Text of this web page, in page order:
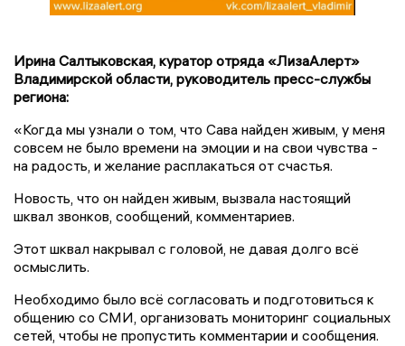
Ирина Салтыковская, куратор отряда «ЛизаАлерт»
Владимирской области, руководитель пресс-службы
региона:
«Когда мы узнали о том, что Сава найден живым, у меня
совсем не было времени на эмоции и на свои чувства -
на радость, и желание расплакаться от счастья.
Новость, что он найден живым, вызвала настоящий
шквал звонков, сообщений, комментариев.
Этот шквал накрывал с головой, не давая долго всё
осмыслить.
Необходимо было всё согласовать и подготовиться к
общению со СМИ, организовать мониторинг социальных
сетей, чтобы не пропустить комментарии и сообщения.